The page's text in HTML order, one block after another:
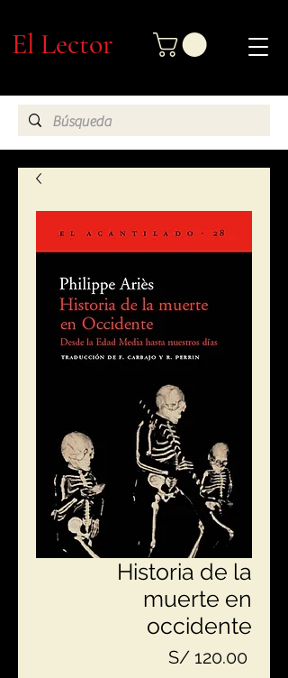
El Lector
Historia de la
muerte en
occidente
S/ 120.00Precio